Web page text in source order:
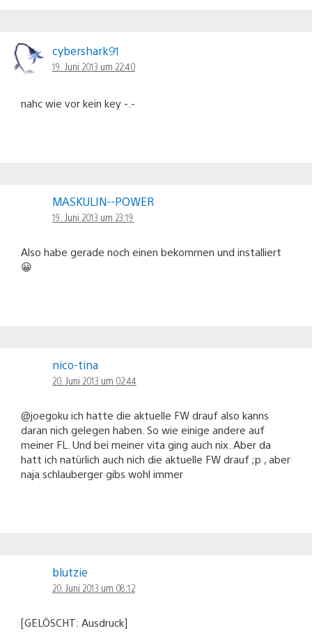
cybershark91
19. Juni 2013 um 22:40
nahc wie vor kein key -.-
MASKULIN--POWER
19. Juni 2013 um 23:19
Also habe gerade noch einen bekommen und installiert
😀
nico-tina
20. Juni 2013 um 02:44
@joegoku ich hatte die aktuelle FW drauf also kanns
daran nich gelegen haben. So wie einige andere auf
meiner FL. Und bei meiner vita ging auch nix. Aber da
hatt ich natürlich auch nich die aktuelle FW drauf ;p , aber
naja schlauberger gibs wohl immer
blutzie
20. Juni 2013 um 08:12
[GELÖSCHT: Ausdruck]